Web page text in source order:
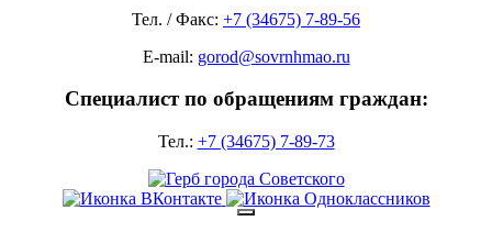
Тел. / Факс: +7 (34675) 7-89-56
E-mail: gorod@sovrnhmao.ru
Специалист по обращениям граждан:
Тел.: +7 (34675) 7-89-73